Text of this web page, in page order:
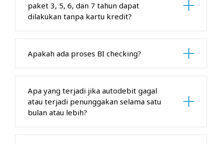
paket 3, 5, 6, dan 7 tahun dapat
dilakukan tanpa kartu kredit?
Apakah ada proses BI checking?
Apa yang terjadi jika autodebit gagal
atau terjadi penunggakan selama satu
bulan atau lebih?